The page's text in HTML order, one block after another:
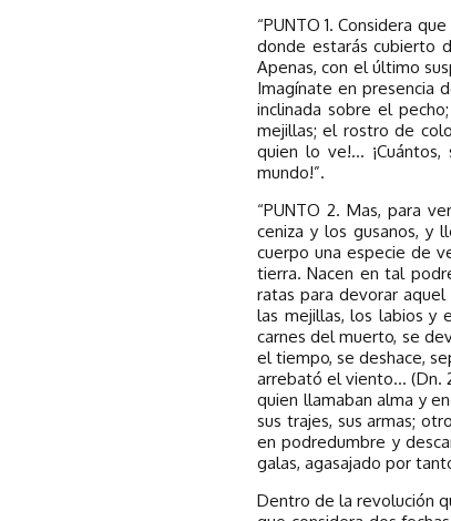
“PUNTO 1. Considera
donde estarás cubierto
Apenas, con el último
Imagínate en presencia
inclinada sobre el
mejillas; el rostro de
quien lo ve!...
mundo!”.
“PUNTO 2. Mas, para
ceniza y los gusanos, y
cuerpo una especie de
tierra. Nacen en tal
ratas para devorar
las mejillas, los labios y
carnes del muerto, se
el tiempo, se deshace,
arrebató el viento... (Dn.
quien llamaban alma y
sus trajes, sus armas;
en podredumbre y
galas, agasajado por
Dentro de la revolución